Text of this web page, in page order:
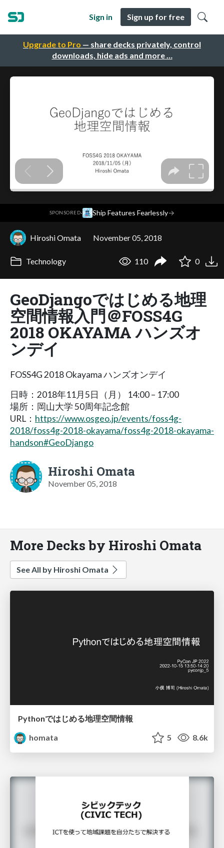
Upgrade to Pro — share decks privately, control
downloads, hide ads and more …
Sign in Sign up for free
SPONSORED· Ship Features Fearlessly→
Hiroshi Omata November 05, 2018
Technology 110 0
GeoDjangoではじめる地理
空間情報入門＠FOSS4G
2018 OKAYAMA ハンズオ
ンデイ
FOSS4G 2018 Okayama ハンズオンデイ
日時：2018年11月5日（月） 14:00 – 17:00
場所：岡山大学 50周年記念館
URL： https://www.osgeo.jp/events/foss4g-
2018/foss4g-2018-okayama/foss4g-2018-okayama-
handson#GeoDjango
Hiroshi Omata
November 05, 2018
More Decks by Hiroshi Omata
See All by Hiroshi Omata
Pythonではじめる地理空間情報
homata
5 8.6k